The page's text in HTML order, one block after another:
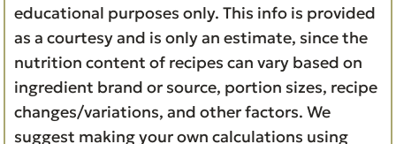
educational purposes only. This info is provided
as a courtesy and is only an estimate, since the
nutrition content of recipes can vary based on
ingredient brand or source, portion sizes, recipe
changes/variations, and other factors. We
suggest making your own calculations using